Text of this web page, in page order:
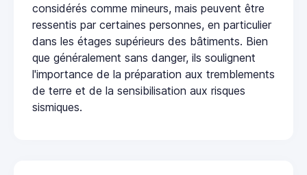
considérés comme mineurs, mais peuvent être
ressentis par certaines personnes, en particulier
dans les étages supérieurs des bâtiments. Bien
que généralement sans danger, ils soulignent
l'importance de la préparation aux tremblements
de terre et de la sensibilisation aux risques
sismiques.